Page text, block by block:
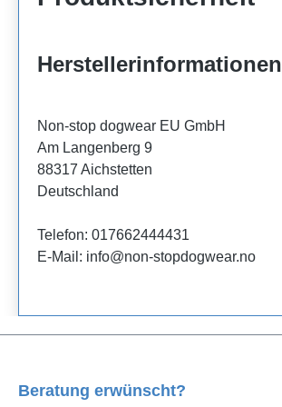
Herstellerinformationen
Non-stop dogwear EU GmbH
Am Langenberg 9
88317 Aichstetten
Deutschland
Telefon: 017662444431
E-Mail: info@non-stopdogwear.no
Beratung erwünscht?